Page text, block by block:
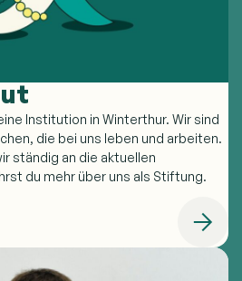
Institution in Winterthur. Wir sind
die bei uns leben und arbeiten.
ständig an die aktuellen
du mehr über uns als Stiftung.